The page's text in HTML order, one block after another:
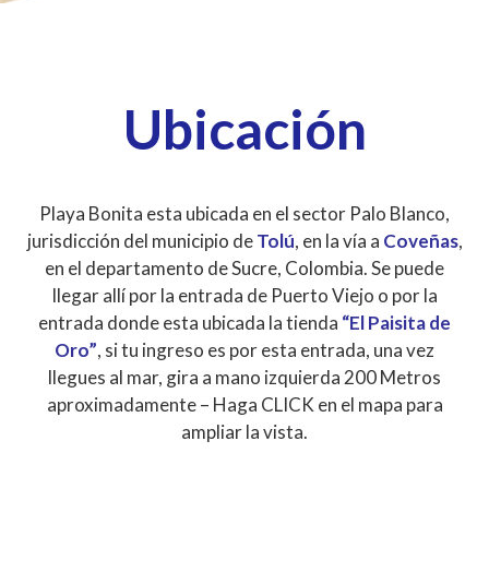
Ubicación
Playa Bonita esta ubicada en el sector Palo Blanco,
jurisdicción del municipio deTolú, en la vía a Coveñas,
en el departamento de Sucre, Colombia. Se puede
llegar allí por la entrada de Puerto Viejo o por la
entrada donde esta ubicada la tienda “El Paisita de
Oro”, si tu ingreso es por esta entrada, una vez
llegues al mar, gira a mano izquierda 200 Metros
aproximadamente – Haga CLICK en el mapa para
ampliar la vista.